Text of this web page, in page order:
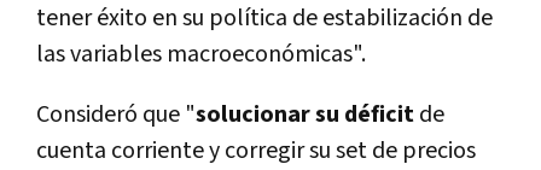
tener éxito en su polí­tica de estabilización de
las variables macroeconómicas".
Consideró que "solucionar su déficitde
cuenta corriente y corregir su set de precios